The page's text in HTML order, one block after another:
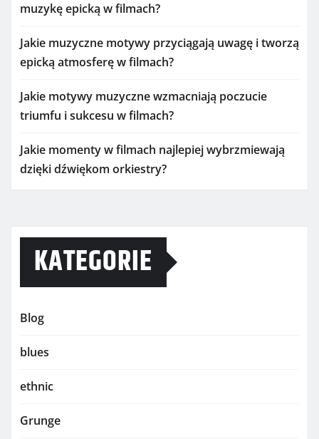
muzykę epicką w filmach?
Jakie muzyczne motywy przyciągają uwagę i tworzą
epicką atmosferę w filmach?
Jakie motywy muzyczne wzmacniają poczucie
triumfu i sukcesu w filmach?
Jakie momenty w filmach najlepiej wybrzmiewają
dzięki dźwiękom orkiestry?
KATEGORIE
Blog
blues
ethnic
Grunge